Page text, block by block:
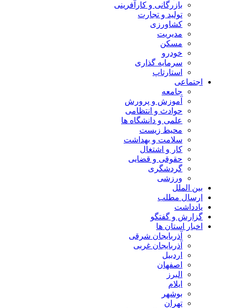
بازرگانی و کارآفرینی
تولید و تجارت
کشاورزی
مدیریت
مسکن
خودرو
سرمایه گذاری
استارتاپ
اجتماعی
جامعه
آموزش و پرورش
حوادث و انتظامی
علمی و دانشگاه ها
محیط زیست
سلامت و بهداشت
کار و اشتغال
حقوقی و قضایی
گردشگری
ورزشی
بین الملل
ارسال مطلب
یادداشت
گزارش و گفتگو
اخبار استان ها
آذربایجان شرقی
آذربایجان غربی
اردبیل
اصفهان
البرز
ایلام
بوشهر
تهران